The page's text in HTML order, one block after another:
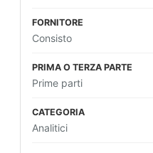
Consisto
Prime parti
Analitici